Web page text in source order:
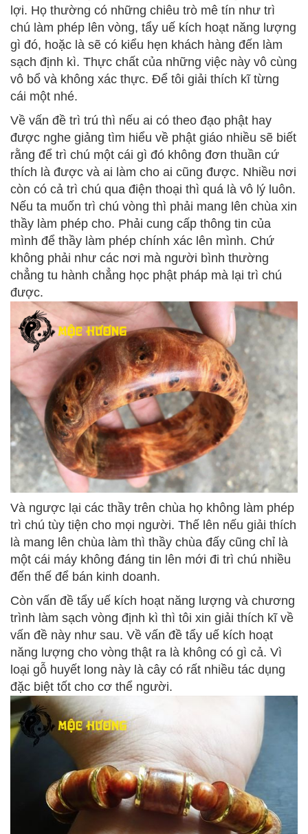
lợi. Họ thường có những chiêu trò mê tín như trì
chú làm phép lên vòng, tẩy uế kích hoạt năng lượng
gì đó, hoặc là sẽ có kiểu hẹn khách hàng đến làm
sạch định kì. Thực chất của những việc này vô cùng
vô bổ và không xác thực. Để tôi giải thích kĩ từng
cái một nhé.
Về vấn đề trì trú thì nếu ai có theo đạo phật hay
được nghe giảng tìm hiểu về phật giáo nhiều sẽ biết
rằng để trì chú một cái gì đó không đơn thuần cứ
thích là được và ai làm cho ai cũng được. Nhiều nơi
còn có cả trì chú qua điện thoại thì quá là vô lý luôn.
Nếu ta muốn trì chú vòng thì phải mang lên chùa xin
thầy làm phép cho. Phải cung cấp thông tin của
mình để thầy làm phép chính xác lên mình. Chứ
không phải như các nơi mà người bình thường
chẳng tu hành chẳng học phật pháp mà lại trì chú
được.
Và ngược lại các thầy trên chùa họ không làm phép
trì chú tùy tiện cho mọi người. Thế lên nếu giải thích
là mang lên chùa làm thì thầy chùa đấy cũng chỉ là
một cái máy không đáng tin lên mới đi trì chú nhiều
đến thế để bán kinh doanh.
Còn vấn đề tẩy uế kích hoạt năng lượng và chương
trình làm sạch vòng định kì thì tôi xin giải thích kĩ về
vấn đề này như sau. Về vấn đề tẩy uế kích hoạt
năng lượng cho vòng thật ra là không có gì cả. Vì
loại gỗ huyết long này là cây có rất nhiều tác dụng
đặc biệt tốt cho cơ thể người.